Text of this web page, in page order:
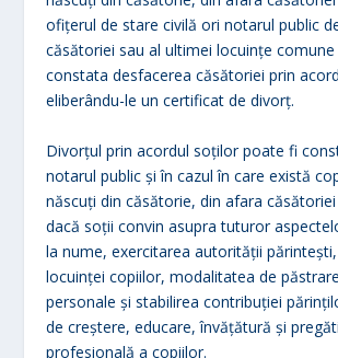
ofiţerul de stare civilă ori notarul public
căsătoriei sau al ultimei locuinţe
constata desfacerea căsătoriei prin
eliberându-le un certificat de divorţ.
Divorţul prin acordul soţilor poate fi
notarul public şi în cazul în care există
născuţi din căsătorie, din afara
dacă soţii convin asupra tuturor
la nume, exercitarea autorităţii
locuinţei copiilor, modalitatea de
personale şi stabilirea contribuţiei
de creştere, educare, învăţătură şi
profesională a copiilor.